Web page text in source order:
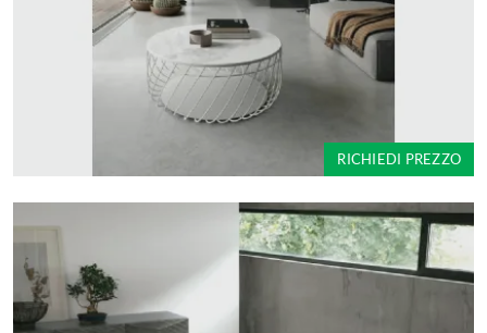
RICHIEDI PREZZO